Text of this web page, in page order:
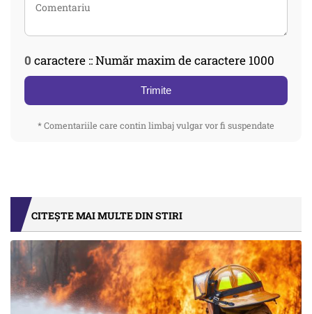
0 caractere :: Număr maxim de caractere 1000
Trimite
* Comentariile care contin limbaj vulgar vor fi suspendate
CITEȘTE MAI MULTE DIN STIRI